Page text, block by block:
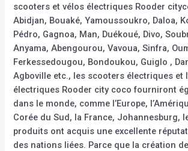
scooters et vélos électriques Rooder
Abidjan, Bouaké, Yamoussoukro, Daloa,
Pédro, Gagnoa, Man, Duékoué, Divo,
Anyama, Abengourou, Vavoua, Sinfra,
Ferkessedougou, Bondoukou, Guiglo ,
Agboville etc., les scooters électriques et
électriques Rooder city coco fourniront
dans le monde, comme l’Europe,
Corée du Sud, la France, Johannesburg,
produits ont acquis une excellente
des nations liées. Parce que la création